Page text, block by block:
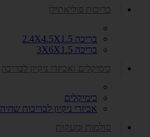
בריכות פוליאתילן
בריכה 2.4X4.5X1.5
בריכה 3X6X1.5
כימיקלים ואביזרי ניקיון לבריכה
כימיקלים
אביזרי ניקיון לבריכות שחיה
סולמות ומעקות